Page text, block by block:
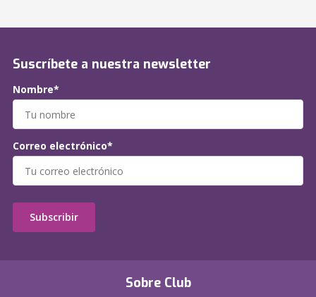
Sobre Club
Suscríbete a nuestra newsletter
Nombre*
Correo electrónico*
Subscribir